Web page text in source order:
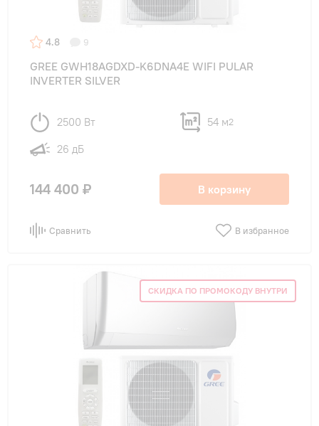
4.8 9
GREE GWH18AGDXD-K6DNA4E WIFI PULAR
INVERTER SILVER
2500 Вт 54 м2
26 дБ
144 400 ₽ В корзину
Сравнить В избранное
СКИДКА ПО ПРОМОКОДУ ВНУТРИ